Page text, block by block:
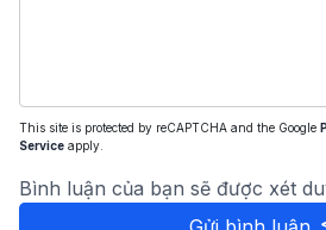
This site is protected by reCAPTCHA and the Google
Service apply.
Bình luận của bạn sẽ được xét